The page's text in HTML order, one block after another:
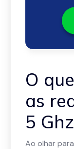
O
as
5
Ao olhar